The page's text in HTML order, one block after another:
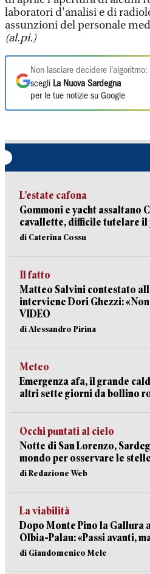
laboratori d'analisi e di
assunzioni del personale
(al.pi.)
Non lasciare decidere l'algoritmo:
scegli La Nuova Sardegna
per le tue notizie su Google
L’estate cafona
Gommoni e yacht assaltano
cavallette, difficile tutelare il
di Caterina Cossu
Il fatto
Matteo Salvini contestato
interviene Dori Ghezzi:
VIDEO
di Alessandro Pirina
Meteo
Emergenza afa, il grande
altri sette giorni da bollino
Occhi puntati al cielo
Notte di San Lorenzo,
mondo per osservare le
di Redazione Web
La viabilità
Dopo Monte Pino la Gallura
Olbia-Palau: «Passi avanti,
di Giandomenico Mele